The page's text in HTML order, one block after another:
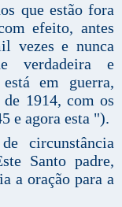
que estão fora
efeito, antes
vezes e nunca
verdadeira e
em guerra,
de 1914, com os
e agora esta ").
circunstância
Santo padre,
a oração para a